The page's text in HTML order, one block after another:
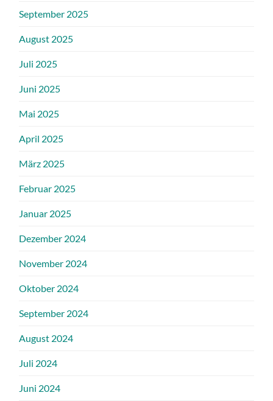
September 2025
August 2025
Juli 2025
Juni 2025
Mai 2025
April 2025
März 2025
Februar 2025
Januar 2025
Dezember 2024
November 2024
Oktober 2024
September 2024
August 2024
Juli 2024
Juni 2024